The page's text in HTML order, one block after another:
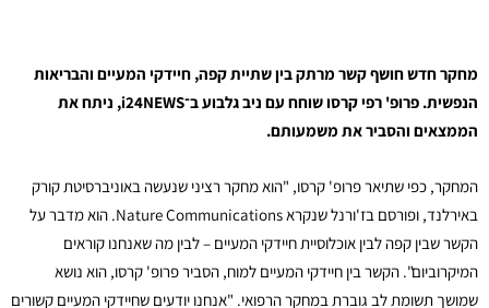
מחקר חדש חושף קשר מרתק בין שתיית קפה, חיידקי המעיים והבריאות
הנפשית. פרופ' רפי קרסו שוחח עם ניב גלבוע ב־i24NEWS, ניתח את
הממצאים והסביר את משמעותם.
המחקר, כפי שתיאר פרופ' קרסו, "הוא מחקר רציני שנעשה באוניברסיטת קורק
באירלנד, ופורסם בז'ורנל שנקרא Nature Communications. הוא מדבר על
הקשר שבין קפה לבין אוכלוסיית חיידקי המעיים – לבין מה שאנחנו קוראים
המיקרוביום". הקשר בין חיידקי המעיים למוח, הסביר פרופ' קרסו, הוא נושא
שמושך תשומת לב גוברת במחקר הרפואי. "אנחנו יודעים שחיידקי המעיים קשורים